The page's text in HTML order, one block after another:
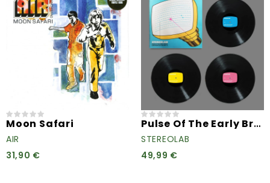
Moon Safari
AIR
31,90 €
Pulse Of The Early Brain...
STEREOLAB
49,99 €